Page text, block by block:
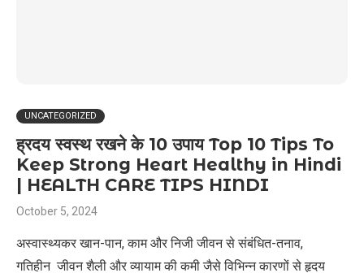
UNCATEGORIZED
ह्रदय स्वस्थ रखने के 10 उपाय Top 10 Tips To
Keep Strong Heart Healthy in Hindi
| HEALTH CARE TIPS HINDI
October 5, 2024
अस्वास्थ्यकर खान-पान, काम और निजी जीवन से संबंधित-तनाव,
गतिहीन जीवन शैली और व्यायाम की कमी जैसे विभिन्न कारणों से हृदय